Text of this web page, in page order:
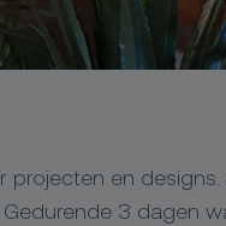
en designs.
3 dagen